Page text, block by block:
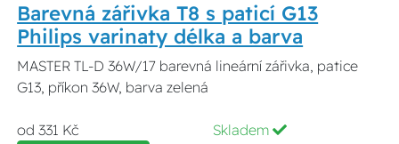
Barevná zářivka T8 s paticí G13
Philips varinaty délka a barva
MASTER TL-D 36W/17 barevná lineární zářivka, patice
G13, příkon 36W, barva zelená
od 331 Kč Skladem